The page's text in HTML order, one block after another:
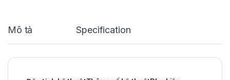
Mô tả Specification